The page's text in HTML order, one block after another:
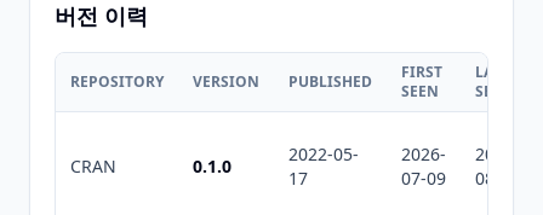
버전 이력
REPOSITORY VERSION PUBLISHED
FIRST
SEEN
LAST
SEEN
CRAN 0.1.0
2022-05-
17
2026-
07-09
2026-
08-08